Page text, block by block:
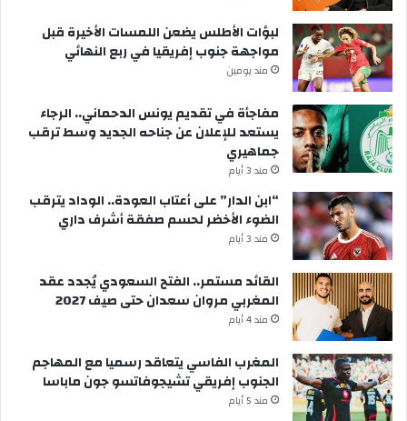
لبؤات الأطلس يضعن اللمسات الأخيرة قبل
مواجهة جنوب إفريقيا في ربع النهائي
مند يومين
مفاجأة في تقديم يونس الدحماني.. الرجاء
يستعد للإعلان عن جناحه الجديد وسط ترقب
جماهيري
مند 3 أيام
“ابن الدار” على أعتاب العودة.. الوداد يترقب
الضوء الأخضر لحسم صفقة أشرف داري
مند 3 أيام
القائد مستمر.. الفتح السعودي يُجدد عقد
المغربي مروان سعدان حتى صيف 2027
مند 4 أيام
المغرب الفاسي يتعاقد رسميا مع المهاجم
الجنوب إفريقي تشيجوفاتسو جون ماباسا
مند 5 أيام